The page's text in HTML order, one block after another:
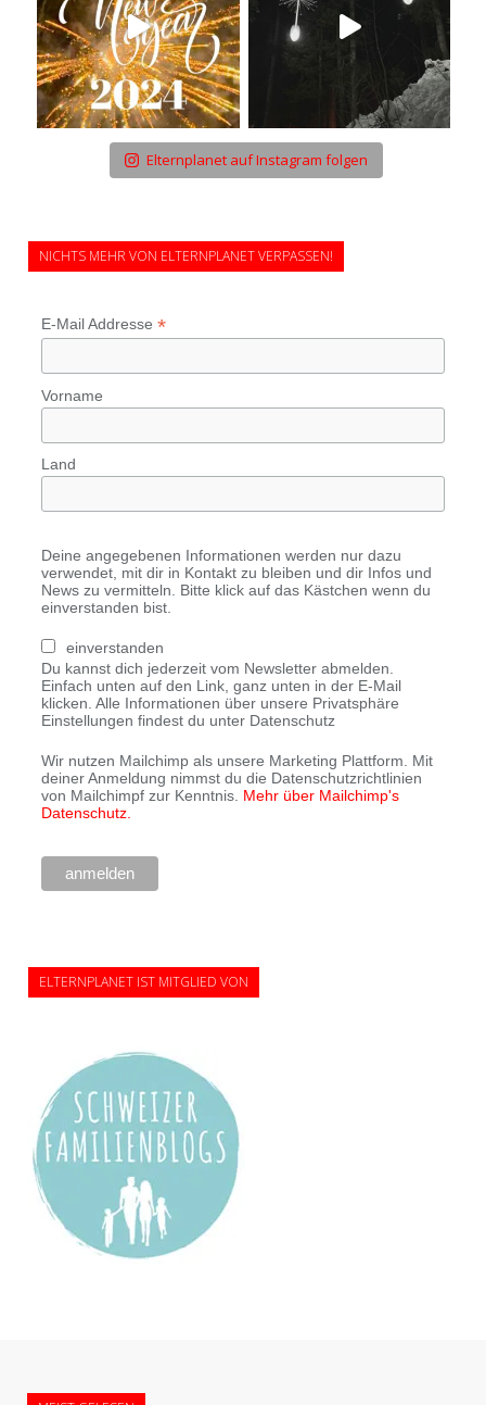
Elternplanet auf Instagram folgen
NICHTS MEHR VON ELTERNPLANET VERPASSEN!
E-Mail Addresse *
Vorname
Land
Deine angegebenen Informationen werden nur dazu
verwendet, mit dir in Kontakt zu bleiben und dir Infos und
News zu vermitteln. Bitte klick auf das Kästchen wenn du
einverstanden bist.
einverstanden
Du kannst dich jederzeit vom Newsletter abmelden.
Einfach unten auf den Link, ganz unten in der E-Mail
klicken. Alle Informationen über unsere Privatsphäre
Einstellungen findest du unter Datenschutz
Wir nutzen Mailchimp als unsere Marketing Plattform. Mit
deiner Anmeldung nimmst du die Datenschutzrichtlinien
von Mailchimpf zur Kenntnis. Mehr über Mailchimp's
Datenschutz.
ELTERNPLANET IST MITGLIED VON